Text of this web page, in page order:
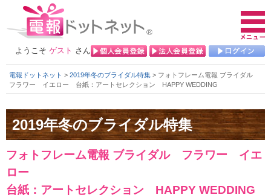
ようこそ ゲスト さん
電報ドットネット > 2019年冬のブライダル特集 > フォトフレーム電報 ブライダル
フラワー イエロー 台紙：アートセレクション HAPPY WEDDING
フォトフレーム電報 ブライダル フラワー イエ
ロー
台紙：アートセレクション HAPPY WEDDING